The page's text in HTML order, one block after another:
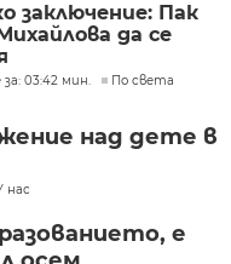
заключение: Пак
да се
03:42 мин. По света
над дете в
нас
е